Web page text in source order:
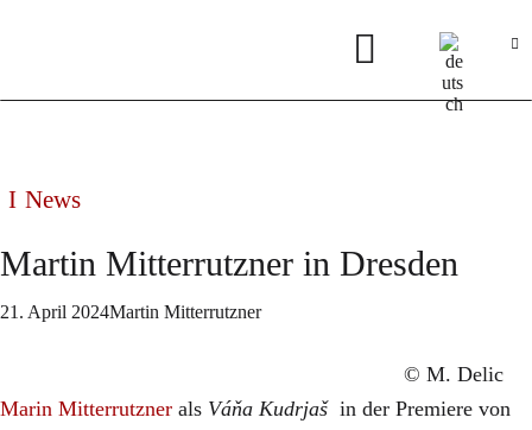
News
Martin Mitterrutzner in Dresden
21. April 2024Martin Mitterrutzner
© M. Delic
Marin Mitterrutzner als Váňa Kudrjašin der Premiere von